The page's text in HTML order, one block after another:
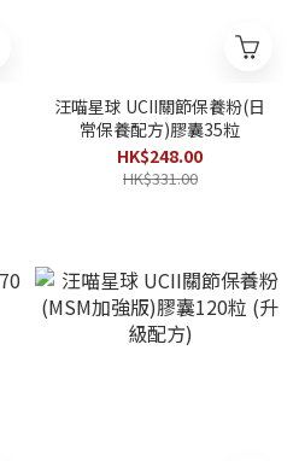
汪喵星球 UCII關節保養粉(日
常保養配方)膠囊35粒
HK$248.00
HK$331.00